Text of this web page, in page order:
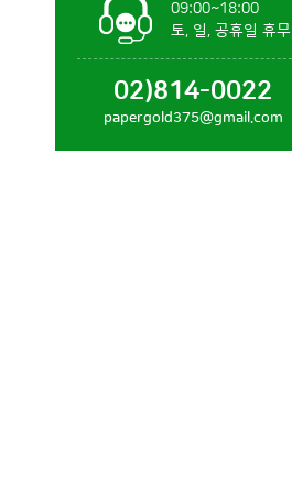
09:00~18:00
토, 일, 공휴일 휴무
02)814-0022
papergold375@gmail.com